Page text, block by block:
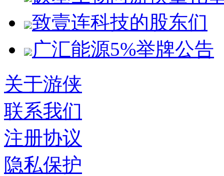
致壹连科技的股东们
广汇能源5%举牌公告
关于游侠
联系我们
注册协议
隐私保护